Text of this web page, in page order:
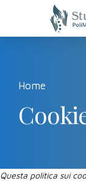
Home
Questa politica sui